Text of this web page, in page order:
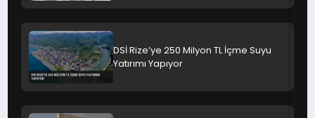
DSİ Rize’ye 250 Milyon TL İçme Suyu
Yatırımı Yapıyor